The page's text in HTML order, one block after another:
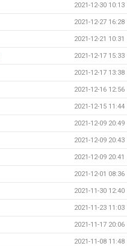
2021-12-30 10:13
2021-12-27 16:28
2021-12-21 10:31
2021-12-17 15:33
2021-12-17 13:38
2021-12-16 12:56
2021-12-15 11:44
2021-12-09 20:49
2021-12-09 20:43
2021-12-09 20:41
2021-12-01 08:36
2021-11-30 12:40
2021-11-23 11:03
2021-11-17 20:06
2021-11-08 11:48